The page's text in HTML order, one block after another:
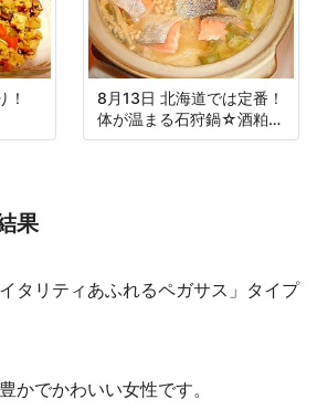
！
8月13日 北海道では定番！
体が温まる石狩鍋☆酒粕入
り♪
果
タリティあふれるペガサス」タイプ
かでかわいい女性です。